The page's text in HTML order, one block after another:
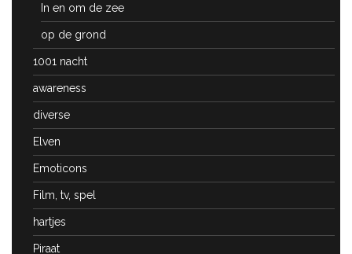
In en om de zee
op de grond
1001 nacht
awareness
diverse
Elven
Emoticons
Film, tv, spel
hartjes
Piraat